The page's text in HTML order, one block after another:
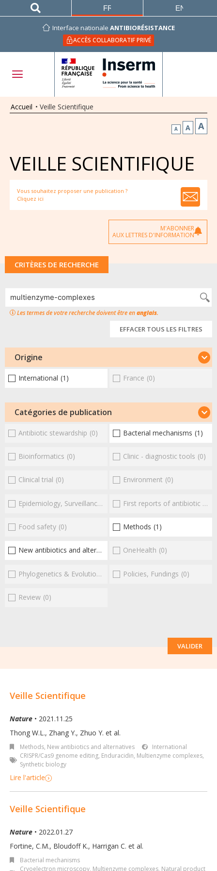
Interface nationale ANTIBIORÉSISTANCE
ACCÈS COLLABORATIF PRIVÉ
FRANÇAIS ENGLISH
Accueil • Veille Scientifique
A A A
VEILLE SCIENTIFIQUE
Vous souhaitez proposer une publication ?
Cliquez ici
M'ABONNER
AUX LETTRES D'INFORMATION
CRITÈRES DE RECHERCHE
Les termes de votre recherche doivent être enanglais.
EFFACER TOUS LES FILTRES
Origine
International (1) France (0)
Catégories de publication
Antibiotic stewardship (0) Bacterial mechanisms (1)
Bioinformatics (0) Clinic - diagnostic tools (0)
Clinical trial (0) Environment (0)
Epidemiology, Surveillance First reports of antibiotic resistance
Food safety (0) Methods (1)
New antibiotics and alternatives (1)
OneHealth (0)
Phylogenetics & Evolution Policies, Fundings (0)
Review (0)
VALIDER
Veille Scientifique
Nature • 2021.11.25
Thong W.L., Zhang Y., Zhuo Y. et al.
Methods, New antibiotics and alternatives
International
CRISPR/Cas9 genome editing, Enduracidin, Multienzyme complexes,
Synthetic biology
Lire l'article
Veille Scientifique
Nature • 2022.01.27
Fortine, C.M., Bloudoff K., Harrigan C. et al.
Bacterial mechanisms
Cryoelectron microscopy, Multienzyme complexes, Natural product